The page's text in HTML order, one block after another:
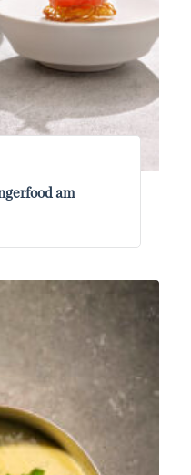
am